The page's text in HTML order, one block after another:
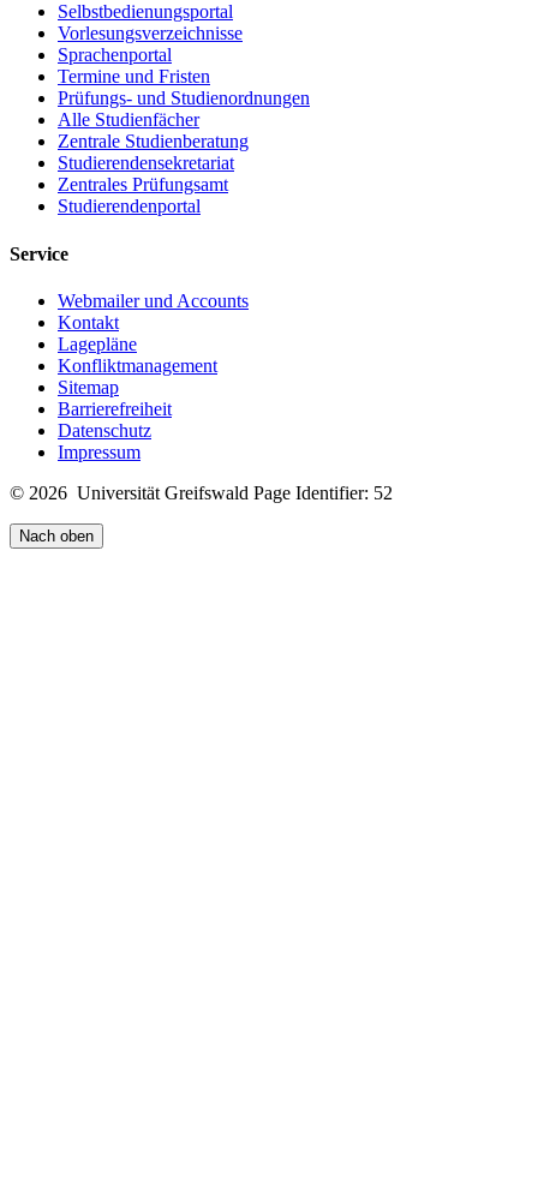
Selbstbedienungsportal
Vorlesungsverzeichnisse
Sprachenportal
Termine und Fristen
Prüfungs- und Studienordnungen
Alle Studienfächer
Zentrale Studienberatung
Studierendensekretariat
Zentrales Prüfungsamt
Studierendenportal
Service
Webmailer und Accounts
Kontakt
Lagepläne
Konfliktmanagement
Sitemap
Barrierefreiheit
Datenschutz
Impressum
© 2026 Universität Greifswald Page Identifier: 52
Nach oben